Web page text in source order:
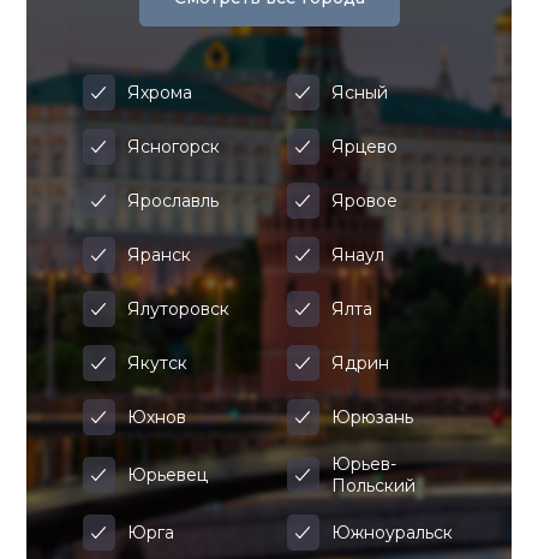
Яхрома Ясный
Ясногорск Ярцево
Ярославль Яровое
Яранск Янаул
Ялуторовск Ялта
Якутск Ядрин
Юхнов Юрюзань
Юрьевец
Юрьев-
Польский
Юрга Южноуральск